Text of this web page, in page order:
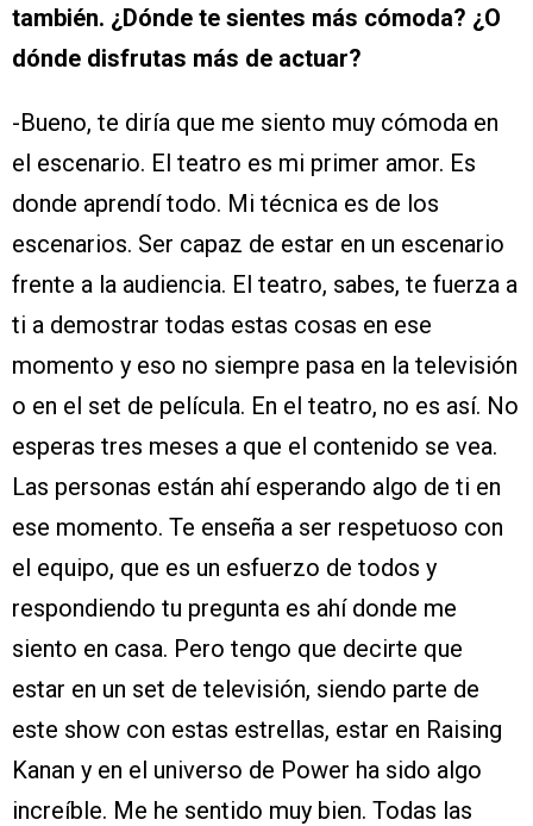
también. ¿Dónde te sientes más cómoda? ¿O
dónde disfrutas más de actuar?
-Bueno, te diría que me siento muy cómoda en
el escenario. El teatro es mi primer amor. Es
donde aprendí todo. Mi técnica es de los
escenarios. Ser capaz de estar en un escenario
frente a la audiencia. El teatro, sabes, te fuerza a
ti a demostrar todas estas cosas en ese
momento y eso no siempre pasa en la televisión
o en el set de película. En el teatro, no es así. No
esperas tres meses a que el contenido se vea.
Las personas están ahí esperando algo de ti en
ese momento. Te enseña a ser respetuoso con
el equipo, que es un esfuerzo de todos y
respondiendo tu pregunta es ahí donde me
siento en casa. Pero tengo que decirte que
estar en un set de televisión, siendo parte de
este show con estas estrellas, estar en Raising
Kanan y en el universo de Power ha sido algo
increíble. Me he sentido muy bien. Todas las